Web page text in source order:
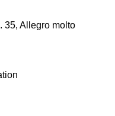
35, Allegro molto